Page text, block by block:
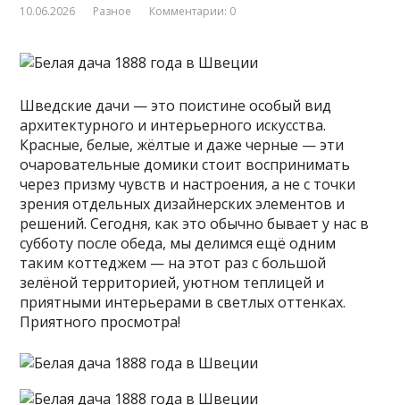
10.06.2026 Разное Комментарии: 0
Шведские дачи — это поистине особый вид
архитектурного и интерьерного искусства.
Красные, белые, жёлтые и даже черные — эти
очаровательные домики стоит воспринимать
через призму чувств и настроения, а не с точки
зрения отдельных дизайнерских элементов и
решений. Сегодня, как это обычно бывает у нас в
субботу после обеда, мы делимся ещё одним
таким коттеджем — на этот раз с большой
зелёной территорией, уютном теплицей и
приятными интерьерами в светлых оттенках.
Приятного просмотра!